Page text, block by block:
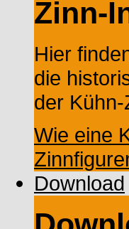
Zinn-
Hier
die
der
Wie eine
Download